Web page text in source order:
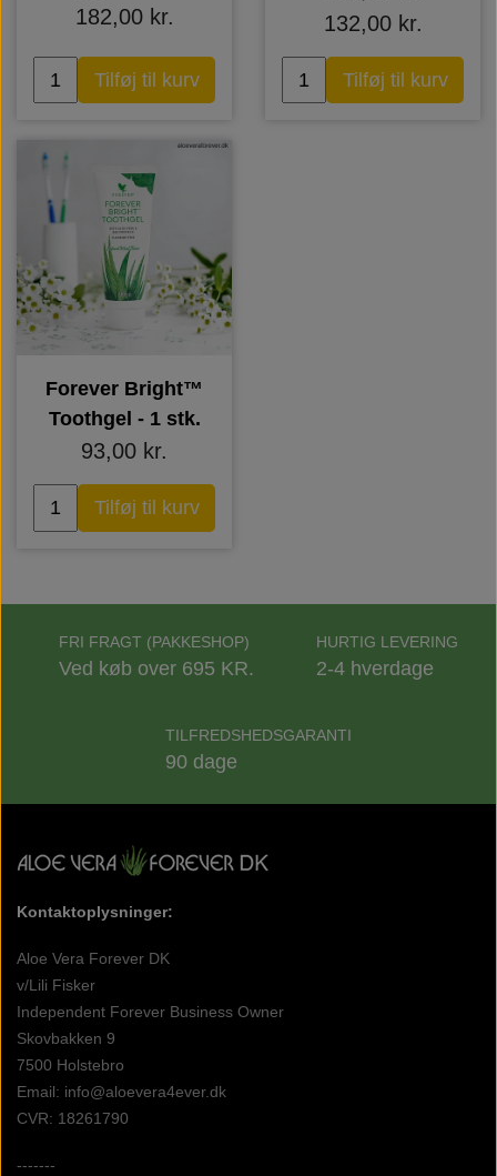
182,00 kr.
Tilføj til kurv
132,00 kr.
Tilføj til kurv
Forever Bright™
Toothgel - 1 stk.
93,00 kr.
Tilføj til kurv
FRI FRAGT (PAKKESHOP)
Ved køb over 695 KR.
HURTIG LEVERING
2-4 hverdage
TILFREDSHEDSGARANTI
90 dage
Kontaktoplysninger:
Aloe Vera Forever DK
v/Lili Fisker
Independent Forever Business Owner
Skovbakken 9
7500 Holstebro
Email: info@aloevera4ever.dk
CVR: 18261790
-------